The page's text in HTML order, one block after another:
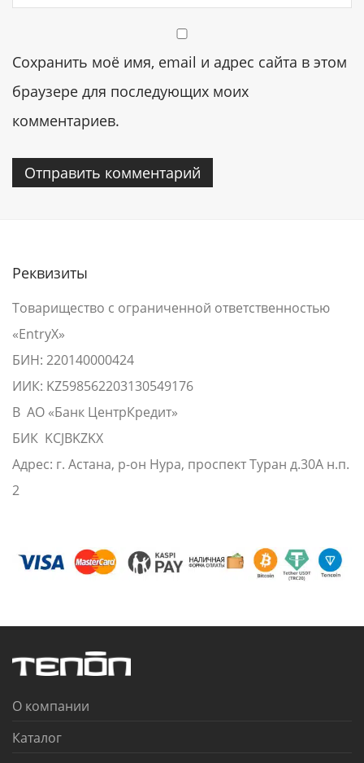
Сохранить моё имя, email и адрес сайта в этом
браузере для последующих моих
комментариев.
Реквизиты
Товарищество с ограниченной ответственностью
«EntryX»
БИН: 220140000424
ИИК: KZ598562203130549176
В АО «Банк ЦентрКредит»
БИК KCJBKZKX
Адрес: г. Астана, р-он Нура, проспект Туран д.30А н.п.
2
О компании
Каталог